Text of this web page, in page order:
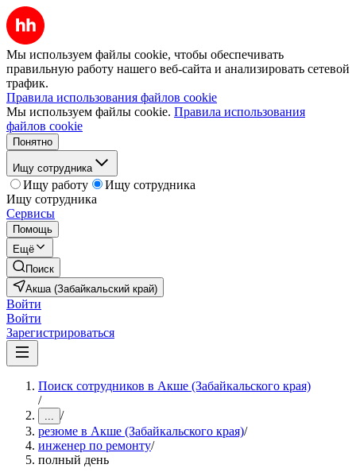
Мы используем файлы cookie, чтобы обеспечивать
правильную работу нашего веб-сайта и анализировать сетевой
трафик.
Правила использования файлов cookie
Мы используем файлы cookie. Правила использования
файлов cookie
Понятно
Ищу сотрудника
Ищу работу
Ищу сотрудника
Ищу сотрудника
Сервисы
Помощь
Ещё
Поиск
Акша (Забайкальский край)
Войти
Войти
Зарегистрироваться
Поиск сотрудников в Акше (Забайкальского края)
/
... /
резюме в Акше (Забайкальского края)/
инженер по ремонту/
полный день